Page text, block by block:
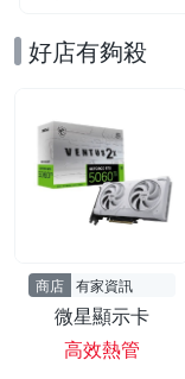
好店有夠殺
商店 有家資訊
微星顯示卡
高效熱管